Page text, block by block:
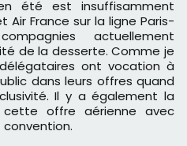
été est insuffisamment
Air France sur la ligne Paris-
actuellement
de la desserte. Comme je
ont vocation à
dans leurs offres quand
Il y a également la
offre aérienne avec
convention.